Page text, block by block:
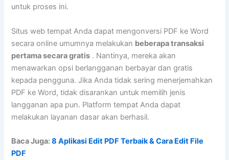
untuk proses ini.
Situs web tempat Anda dapat mengonversi PDF ke Word
secara online umumnya melakukan beberapa transaksi
pertama secara gratis . Nantinya, mereka akan
menawarkan opsi berlangganan berbayar dan gratis
kepada pengguna. Jika Anda tidak sering menerjemahkan
PDF ke Word, tidak disarankan untuk memilih jenis
langganan apa pun. Platform tempat Anda dapat
melakukan layanan dasar akan berhasil.
Baca Juga:8 Aplikasi Edit PDF Terbaik & Cara Edit File
PDF